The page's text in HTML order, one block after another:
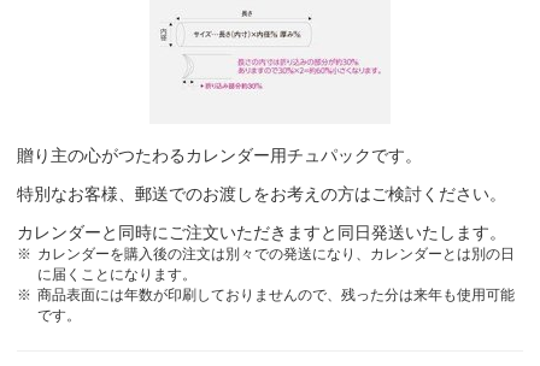
贈り主の心がつたわるカレンダー用チュパックです。
特別なお客様、郵送でのお渡しをお考えの方はご検討ください。
カレンダーと同時にご注文いただきますと同日発送いたします。
カレンダーを購入後の注文は別々での発送になり、カレンダーとは別の日
に届くことになります。
商品表面には年数が印刷しておりませんので、残った分は来年も使用可能
です。